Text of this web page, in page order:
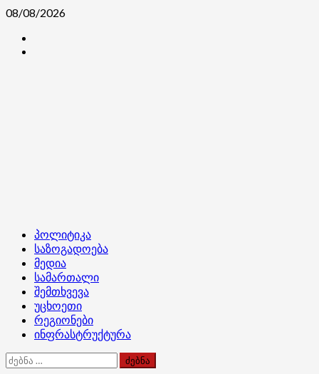
Skip
content
08/08/2026
Primary
Menu
პოლიტიკა
საზოგადოება
მედია
სამართალი
შემთხვევა
უცხოეთი
რეგიონები
ინფრასტრუქტურა
ძებნა: